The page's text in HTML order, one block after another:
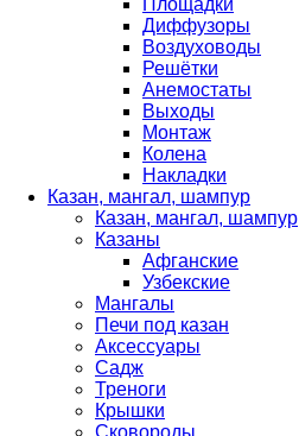
Площадки
Диффузоры
Воздуховоды
Решётки
Анемостаты
Выходы
Монтаж
Колена
Накладки
Казан, мангал, шампур
Казан, мангал, шампур
Казаны
Афганские
Узбекские
Мангалы
Печи под казан
Аксессуары
Садж
Треноги
Крышки